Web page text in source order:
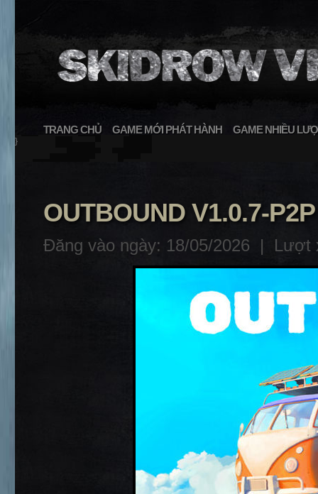
TRANG CHỦ GAME MỚI PHÁT HÀNH GAME NHIỀU
}
OUTBOUND V1.0.7-P2P
Đăng vào ngày: 18/05/2026 | Lượt